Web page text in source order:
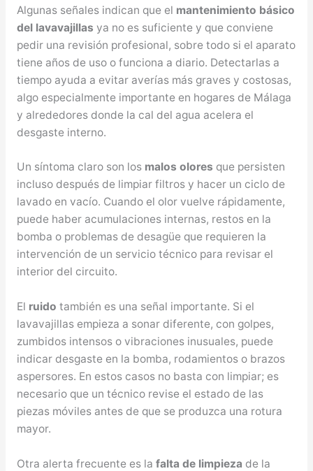
Algunas señales indican que el mantenimiento básico
del lavavajillas ya no es suficiente y que conviene
pedir una revisión profesional, sobre todo si el aparato
tiene años de uso o funciona a diario. Detectarlas a
tiempo ayuda a evitar averías más graves y costosas,
algo especialmente importante en hogares de Málaga
y alrededores donde la cal del agua acelera el
desgaste interno.
Un síntoma claro son los malos olores que persisten
incluso después de limpiar filtros y hacer un ciclo de
lavado en vacío. Cuando el olor vuelve rápidamente,
puede haber acumulaciones internas, restos en la
bomba o problemas de desagüe que requieren la
intervención de un servicio técnico para revisar el
interior del circuito.
El ruido también es una señal importante. Si el
lavavajillas empieza a sonar diferente, con golpes,
zumbidos intensos o vibraciones inusuales, puede
indicar desgaste en la bomba, rodamientos o brazos
aspersores. En estos casos no basta con limpiar; es
necesario que un técnico revise el estado de las
piezas móviles antes de que se produzca una rotura
mayor.
Otra alerta frecuente es la falta de limpieza de la